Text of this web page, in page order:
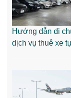
Hướng dẫn di
dịch vụ thuê xe